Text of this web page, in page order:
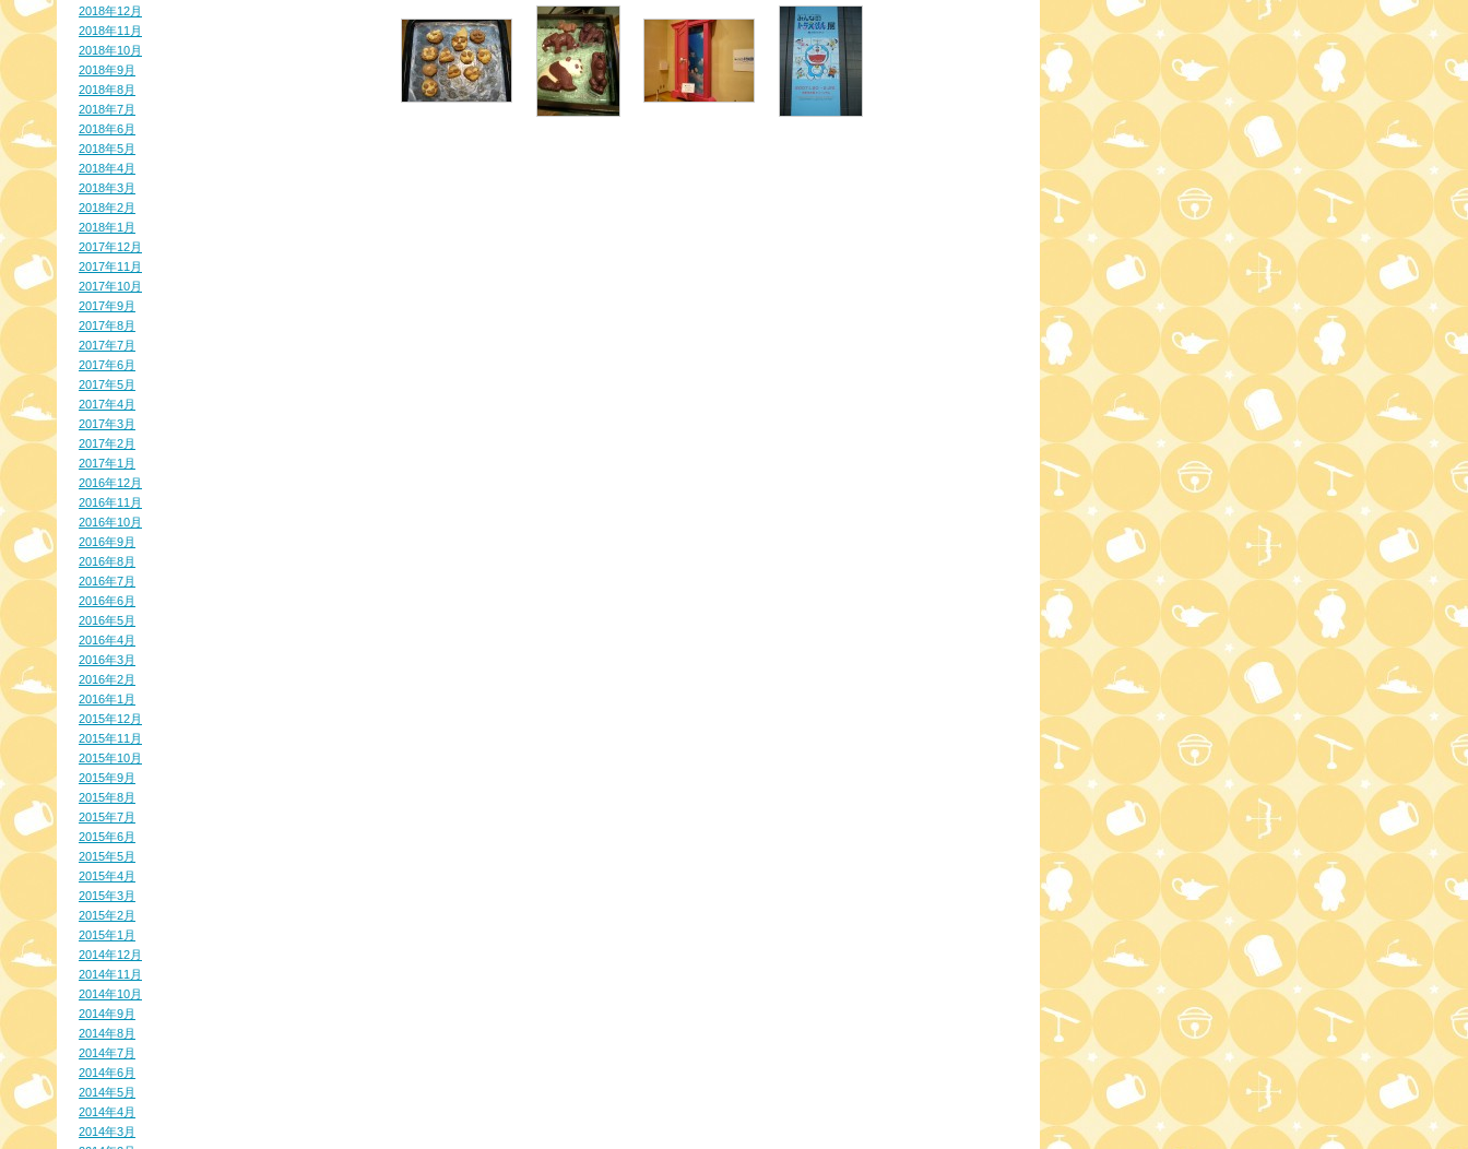
2018年12月
2018年11月
2018年10月
2018年9月
2018年8月
2018年7月
2018年6月
2018年5月
2018年4月
2018年3月
2018年2月
2018年1月
2017年12月
2017年11月
2017年10月
2017年9月
2017年8月
2017年7月
2017年6月
2017年5月
2017年4月
2017年3月
2017年2月
2017年1月
2016年12月
2016年11月
2016年10月
2016年9月
2016年8月
2016年7月
2016年6月
2016年5月
2016年4月
2016年3月
2016年2月
2016年1月
2015年12月
2015年11月
2015年10月
2015年9月
2015年8月
2015年7月
2015年6月
2015年5月
2015年4月
2015年3月
2015年2月
2015年1月
2014年12月
2014年11月
2014年10月
2014年9月
2014年8月
2014年7月
2014年6月
2014年5月
2014年4月
2014年3月
深夜 0:30
テレ朝サマフェス音楽LIVEダイ
ジェスト
深夜 1:00
タイムトラベルダディ #2
ダイアン津田ドラマ初主演作
品 脚本:上田誠
深夜 1:30
ワールドプロレスリング
深夜 2:00
「きみを愛する気はない」と言
った次期公爵様がなぜか溺愛し
てきます #6
2:30
花織さんは転生しても喧嘩がし
たい【ANiMAZiNG!!!】 #5
深夜 3:00
上田ちゃんネル 楽屋トークを
覗き見!芸人たちの座持ちがい
深夜 3:30
テラサってる? EXOシウミン
主演『ホ食堂～時空を超えた恋
のシェフ』第1話・前編